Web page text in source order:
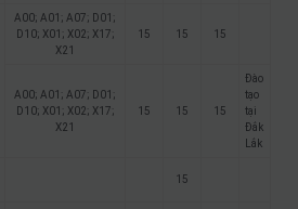
A00; A01; A07; D01;
D10; X01; X02; X17;
X21
15 15 15
A00; A01; A07; D01;
D10; X01; X02; X17;
X21
15 15 15
Đào
tạo
tại
Đắk
Lắk
15